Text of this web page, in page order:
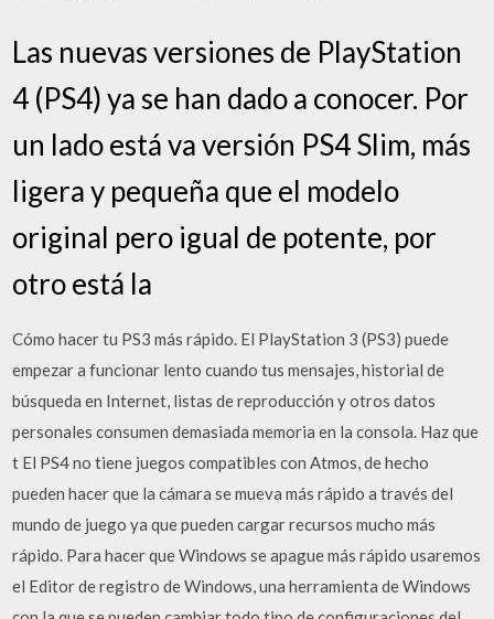
Las nuevas versiones de PlayStation
4 (PS4) ya se han dado a conocer. Por
un lado está va versión PS4 Slim, más
ligera y pequeña que el modelo
original pero igual de potente, por
otro está la
Cómo hacer tu PS3 más rápido. El PlayStation 3 (PS3) puede
empezar a funcionar lento cuando tus mensajes, historial de
búsqueda en Internet, listas de reproducción y otros datos
personales consumen demasiada memoria en la consola. Haz que
t El PS4 no tiene juegos compatibles con Atmos, de hecho
pueden hacer que la cámara se mueva más rápido a través del
mundo de juego ya que pueden cargar recursos mucho más
rápido. Para hacer que Windows se apague más rápido usaremos
el Editor de registro de Windows, una herramienta de Windows